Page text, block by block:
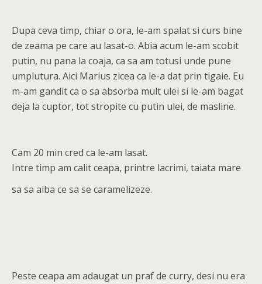
Dupa ceva timp, chiar o ora, le-am spalat si curs bine
de zeama pe care au lasat-o. Abia acum le-am scobit
putin, nu pana la coaja, ca sa am totusi unde pune
umplutura. Aici Marius zicea ca le-a dat prin tigaie. Eu
m-am gandit ca o sa absorba mult ulei si le-am bagat
deja la cuptor, tot stropite cu putin ulei, de masline.
Cam 20 min cred ca le-am lasat.
Intre timp am calit ceapa, printre lacrimi, taiata mare
sa sa aiba ce sa se caramelizeze.
Peste ceapa am adaugat un praf de curry, desi nu era